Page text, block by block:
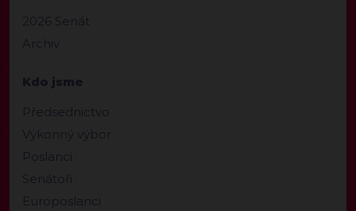
2026 Senát
Archiv
Kdo jsme
Předsednictvo
Výkonný výbor
Poslanci
Senátoři
Europoslanci